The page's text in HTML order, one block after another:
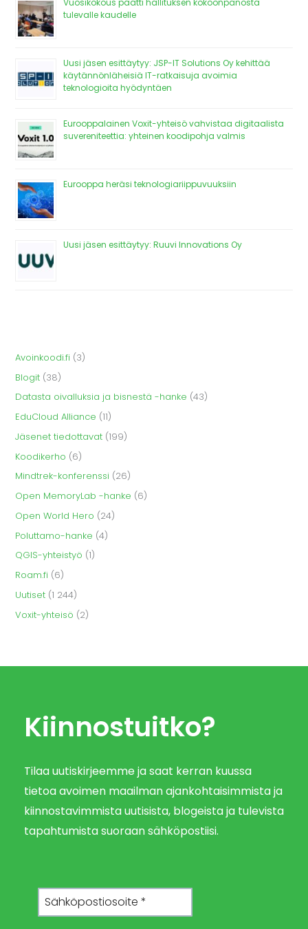
tulevalle kaudelle
Uusi jäsen esittäytyy: JSP-IT Solutions Oy kehittää
käytännönläheisiä IT-ratkaisuja avoimia
teknologioita hyödyntäen
Eurooppalainen Voxit-yhteisö vahvistaa digitaalista
suvereniteettia: yhteinen koodipohja valmis
Eurooppa heräsi teknologiariippuvuuksiin
Uusi jäsen esittäytyy: Ruuvi Innovations Oy
Avoinkoodi.fi (3)
Blogit (38)
Datasta oivalluksia ja bisnestä -hanke (43)
EduCloud Alliance (11)
Jäsenet tiedottavat (199)
Koodikerho (6)
Mindtrek-konferenssi (26)
Open MemoryLab -hanke (6)
Open World Hero (24)
Poluttamo-hanke (4)
QGIS-yhteistyö (1)
Roam.fi (6)
Uutiset (1 244)
Voxit-yhteisö (2)
Kiinnostuitko?
Tilaa uutiskirjeemme ja saat kerran kuussa
tietoa avoimen maailman ajankohtaisimmista ja
kiinnostavimmista uutisista, blogeista ja tulevista
tapahtumista suoraan sähköpostiisi.